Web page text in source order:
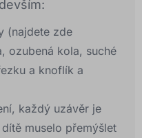
(najdete zde
ozubená kola, suché
a knoflík a
každý uzávěr je
muselo přemýšlet